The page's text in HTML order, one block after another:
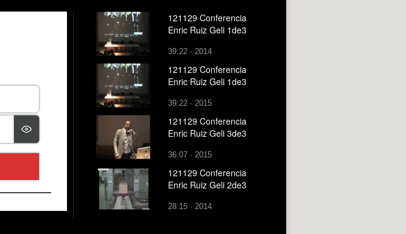
121129 Conferencia
Enric Ruiz Geli 1de3
39:22 · 2014
121129 Conferencia
Enric Ruiz Geli 1de3
39:22 · 2015
121129 Conferencia
Enric Ruiz Geli 3de3
36:07 · 2015
121129 Conferencia
Enric Ruiz Geli 2de3
28:15 · 2014